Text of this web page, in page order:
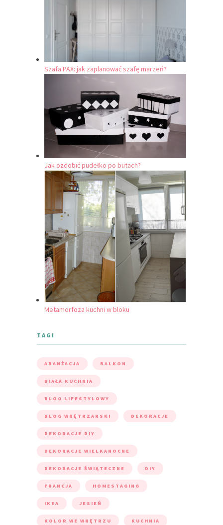
Szafa PAX: jak zaplanować szafę marzeń?
Jak ozdobić pudełko po butach?
Metamorfoza kuchni w bloku
TAGI
ARANŻACJA BALKON
BIAŁA KUCHNIA
BLOG LIFESTYLOWY
BLOG WNĘTRZARSKI DEKORACJE
DEKORACJE DIY
DEKORACJE WIELKANOCNE
DEKORACJE ŚWIĄTECZNE DIY
FRANCJA HOMESTAGING
IKEA JESIEŃ
KOLOR WE WNĘTRZU KUCHNIA